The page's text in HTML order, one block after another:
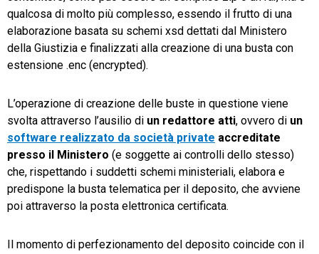
qualcosa di molto più complesso, essendo il frutto di una
elaborazione basata su schemi xsd dettati dal Ministero
della Giustizia e finalizzati alla creazione di una busta con
estensione .enc (encrypted).
L’operazione di creazione delle buste in questione viene
svolta attraverso l’ausilio di un redattore atti, ovvero di un
software realizzato da società private accreditate
presso il Ministero (e soggette ai controlli dello stesso)
che, rispettando i suddetti schemi ministeriali, elabora e
predispone la busta telematica per il deposito, che avviene
poi attraverso la posta elettronica certificata.
Il momento di perfezionamento del deposito coincide con il